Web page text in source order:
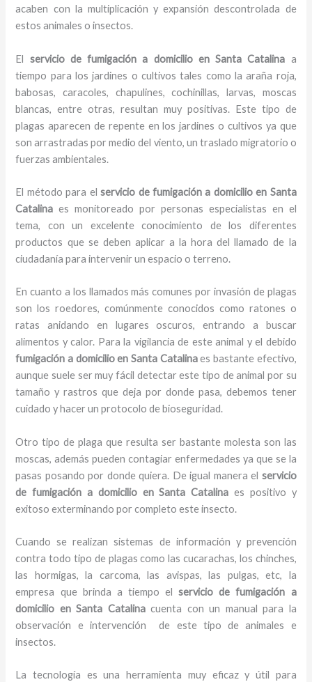
acaben con la multiplicación y expansión descontrolada de
estos animales o insectos.
El servicio de fumigación a domicilio en Santa Catalina a
tiempo para los jardines o cultivos tales como la araña roja,
babosas, caracoles, chapulines, cochinillas, larvas, moscas
blancas, entre otras, resultan muy positivas. Este tipo de
plagas aparecen de repente en los jardines o cultivos ya que
son arrastradas por medio del viento, un traslado migratorio o
fuerzas ambientales.
El método para elservicio de fumigación a domicilioen Santa
Catalina es monitoreado por personas especialistas en el
tema, con un excelente conocimiento de los diferentes
productos que se deben aplicar a la hora del llamado de la
ciudadanía para intervenir un espacio o terreno.
En cuanto a los llamados más comunes por invasión de plagas
son los roedores, comúnmente conocidos como ratones o
ratas anidando en lugares oscuros, entrando a buscar
alimentos y calor. Para la vigilancia de este animal y el debido
fumigación a domicilioen Santa Catalinaes bastante efectivo,
aunque suele ser muy fácil detectar este tipo de animal por su
tamaño y rastros que deja por donde pasa, debemos tener
cuidado y hacer un protocolo de bioseguridad.
Otro tipo de plaga que resulta ser bastante molesta son las
moscas, además pueden contagiar enfermedades ya que se la
pasas posando por donde quiera. De igual manera el servicio
de fumigación a domicilioen Santa Catalina es positivo y
exitoso exterminando por completo este insecto.
Cuando se realizan sistemas de información y prevención
contra todo tipo de plagas como las cucarachas, los chinches,
las hormigas, la carcoma, las avispas, las pulgas, etc, la
empresa que brinda a tiempo elservicio de fumigación a
domicilio en Santa Catalinacuenta con un manual para la
observación e intervención de este tipo de animales e
insectos.
La tecnología es una herramienta muy eficaz y útil para